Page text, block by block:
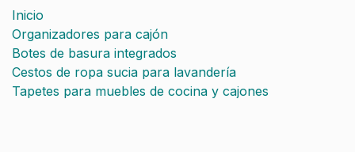
Inicio
Organizadores para cajón
Botes de basura integrados
Cestos de ropa sucia para lavandería
Tapetes para muebles de cocina y cajones